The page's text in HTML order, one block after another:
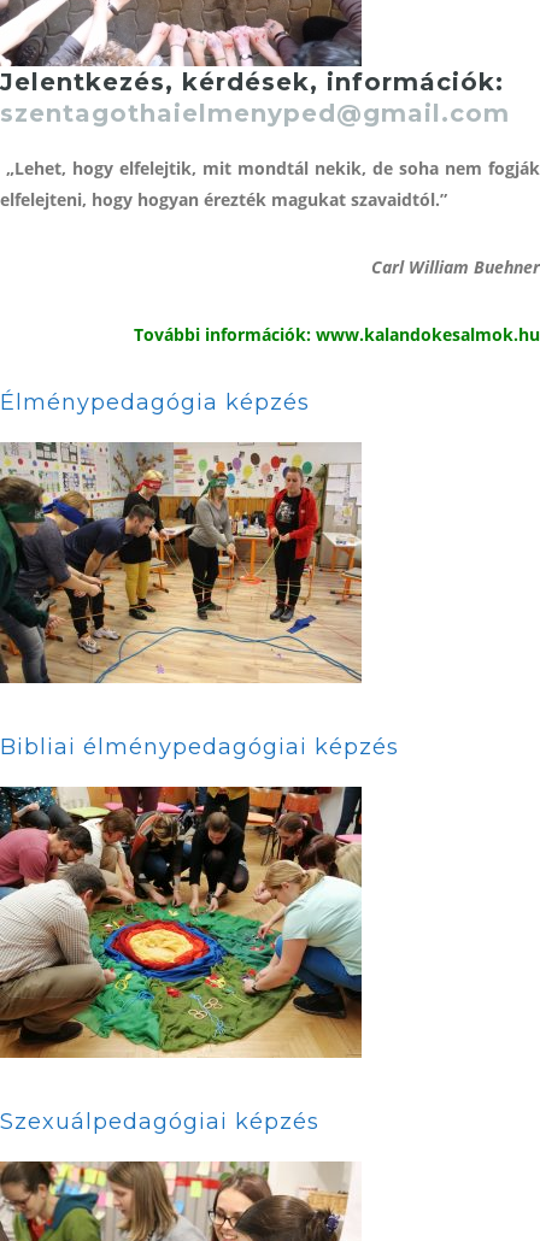
Jelentkezés, kérdések, információk:
szentagothaielmenyped@gmail.com
„Lehet, hogy elfelejtik, mit mondtál nekik, de soha nem fogják
elfelejteni, hogy hogyan érezték magukat szavaidtól.”
Carl William Buehner
További információk: www.kalandokesalmok.hu
Élménypedagógia képzés
Bibliai élménypedagógiai képzés
Szexuálpedagógiai képzés